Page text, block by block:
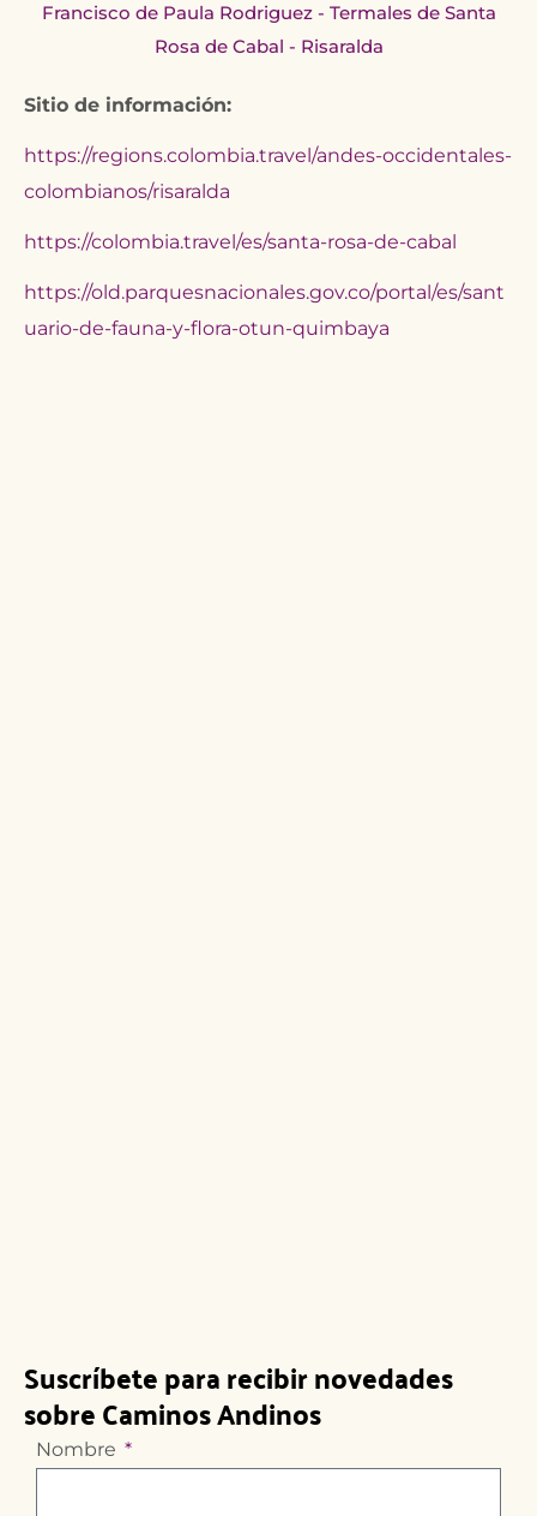
Francisco de Paula Rodriguez - Termales de Santa
Rosa de Cabal - Risaralda
Sitio de información:
https://regions.colombia.travel/andes-occidentales-
colombianos/risaralda
https://colombia.travel/es/santa-rosa-de-cabal
https://old.parquesnacionales.gov.co/portal/es/sant
uario-de-fauna-y-flora-otun-quimbaya
Suscríbete para recibir novedades
sobre Caminos Andinos
Nombre